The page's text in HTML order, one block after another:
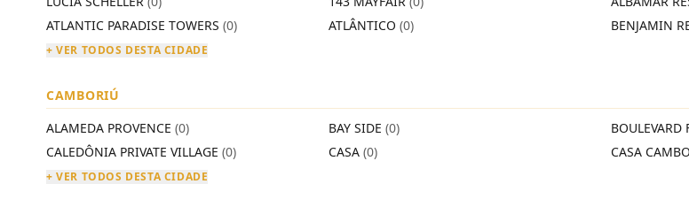
ATLANTIC PARADISE TOWERS (0) ATLÂNTICO (0) BENJAMIN
+ VER TODOS DESTA CIDADE
CAMBORIÚ
ALAMEDA PROVENCE (0) BAY SIDE (0) BOULEVARD
CALEDÔNIA PRIVATE VILLAGE (0) CASA (0) CASA
+ VER TODOS DESTA CIDADE